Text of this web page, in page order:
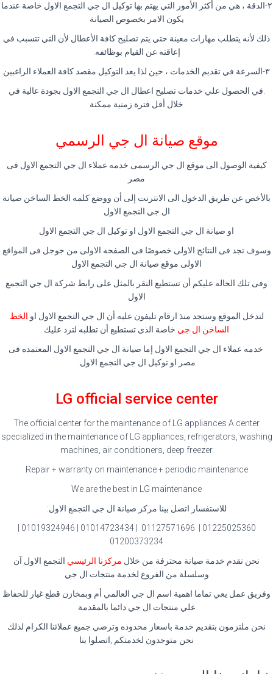
٢-الدقة ، هي من أكثر الأمور التي يهتم بها توكيل ال جي التجمع الاول خاصة عندما
يكون الامر بخصوص الصيانة
ذلك لأنه يتطلب مهارات معينة حتي يتم تصليح كافة الأعطال لأن التي تتسبب في
إعاقته عن القيام بوظائفه.
٣-السرعة في تقديم الخدمات ، حين لذا يعد التوكيل مقصد كافة العملاء الراغبين
.في الحصول علي خدمات تصليح اعطال ال جي التجمع الاول بجودة عالية في
خلال أقل فترة زمنية ممكنة
موقع صيانة ال جي الرسمي
كيفية الوصول الى موقع ال جي الرسمى خدمه عملاء ال جي التجمع الاول فى
مصر
بالأخص عن طريق الدخول الى الانترنت إلى أن ووضع كلمه الخط الساخن صيانة
ال جي التجمع الاول
او صيانة ال جي التجمع الاول او توكيل ال جي التجمع الاول
وسوف تجد فى النتائج الاولى خصوصًا فى الصفحه الاولى من جوجل فى المواقع
الاولى موقع صيانة ال جي التجمع الاول
وفى تلك الحاله عليكم أن تستطيع النقر بالمثل على رابط شركة ال جي التجمع
الاول
لتدخل الموقع وستجد منذ ارقام تليفون عليه أن ال جي التجمع الاول او الخط
الساخن ال جي خاصة الذى تستطيع أن تطلبه لترد عليك
خدمه عملاء ال جي التجمع الاول إما صيانة ال جي التجمع الاول المعتمده فى
مصر او توكيل ال جي التجمع الاول.
LG official service center
The official center for the maintenance of LG appliances A center
specialized in the maintenance of LG appliances, refrigerators, washing
machines, air conditioners, deep freezer
Repair + warranty on maintenance + periodic maintenance
We are the best in LG maintenance
للاستفسار اتصل بينا مركز صيانة ال جي التجمع الاول:
01200373234
نحن نقدم خدمة صيانة محترفة من خلال مركزنا الرئيسي التجمع الاول آن
وسلسلة من الفروع لخدمة منتجات ال جي
وفريق عمل يعي تماما اهمية اسم ال جي العالمي أم وبمخازن قطع غيار للحفاظ
علي منتجات ال جي دائما بالمقدمة
نحن ملتزمون بتقديم خدمة باسعار محدوده وترضي جميع عملائنا الكرام لذلك
نحن متوجدون لخدمتكم ,اتصلوا بنا